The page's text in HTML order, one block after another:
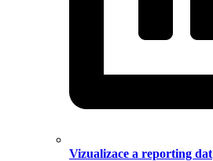
Vizualizace a reporting dat